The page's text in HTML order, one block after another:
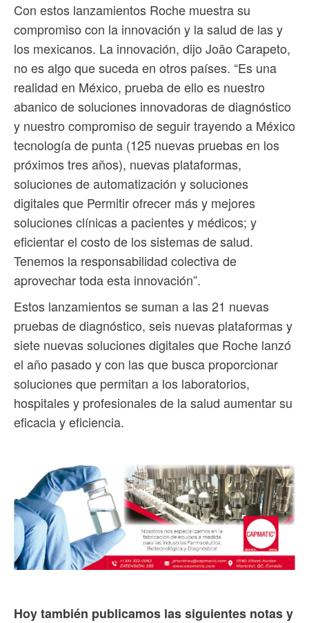
Con estos lanzamientos Roche muestra su
compromiso con la innovación y la salud de las y
los mexicanos. La innovación, dijo João Carapeto,
no es algo que suceda en otros países. “Es una
realidad en México, prueba de ello es nuestro
abanico de soluciones innovadoras de diagnóstico
y nuestro compromiso de seguir trayendo a México
tecnología de punta (125 nuevas pruebas en los
próximos tres años), nuevas plataformas,
soluciones de automatización y soluciones
digitales que Permitir ofrecer más y mejores
soluciones clínicas a pacientes y médicos; y
eficientar el costo de los sistemas de salud.
Tenemos la responsabilidad colectiva de
aprovechar toda esta innovación”.
Estos lanzamientos se suman a las 21 nuevas
pruebas de diagnóstico, seis nuevas plataformas y
siete nuevas soluciones digitales que Roche lanzó
el año pasado y con las que busca proporcionar
soluciones que permitan a los laboratorios,
hospitales y profesionales de la salud aumentar su
eficacia y eficiencia.
Hoy también publicamos las siguientes notas y